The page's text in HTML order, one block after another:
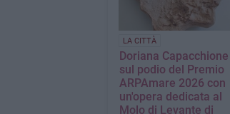
LA CITTÀ
Doriana Capacchione
sul podio del Premio
ARPAmare 2026 con
un'opera dedicata al
Molo di Levante di